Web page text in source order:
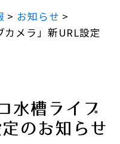
> お知らせ >
メラ」新URL設定
水槽ライブ
のお知らせ